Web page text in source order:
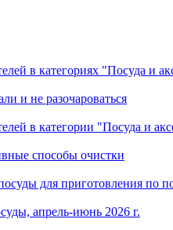
в категориях "Посуда и
и не разочароваться
в категории "Посуда и
способы очистки
для приготовления по
апрель-июнь 2026 г.